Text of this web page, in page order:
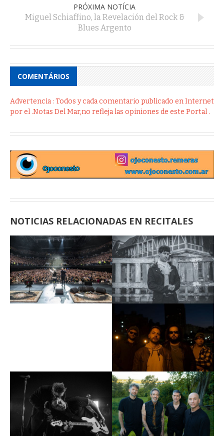
PRÓXIMA NOTÍCIA
Miguel Schiaffino, la Revelación del Rock &
Blues Argento
COMENTÁRIOS
Advertencia : Todos y cada comentario publicado en Internet
por el .Notas Del Mar,no refleja las opiniones de este Portal .
NOTICIAS RELACIONADAS EN RECITALES